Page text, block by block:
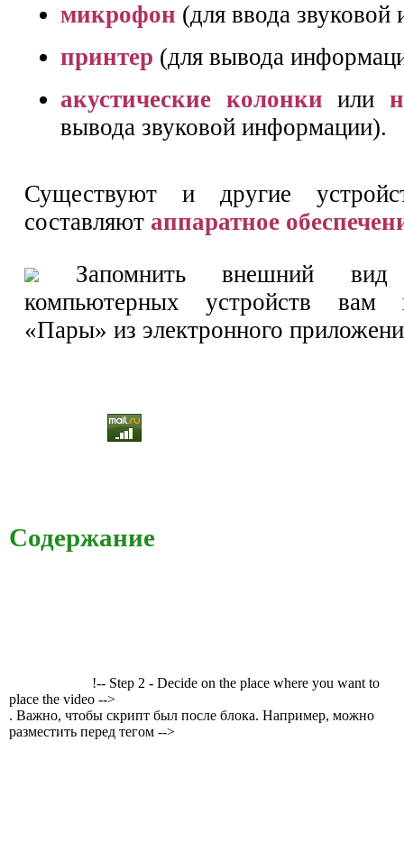
микрофон (для ввода
принтер (для вывода
акустические колонки или
вывода звуковой информации).
Существуют и другие
составляют аппаратное
Запомнить внешний вид
компьютерных устройств вам
«Пары» из электронного
Содержание
!-- Step 2 - Decide on the place where you want to
place the video -->
. Важно, чтобы скрипт был после блока. Например, можно
разместить перед тегом -->